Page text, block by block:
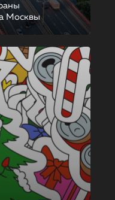
Москвы